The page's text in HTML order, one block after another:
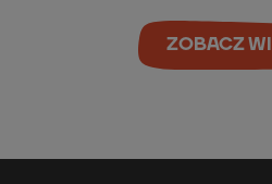
ZOBACZ